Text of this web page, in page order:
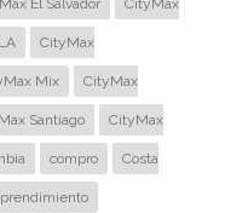
El Salvador CityMax
CityMax
Mix CityMax
Santiago CityMax
compro Costa